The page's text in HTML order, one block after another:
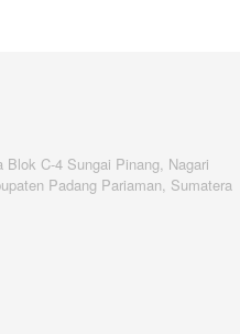
C-4 Sungai Pinang, Nagari
Padang Pariaman, Sumatera